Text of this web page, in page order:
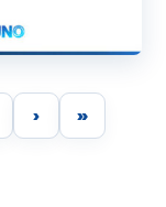
› »